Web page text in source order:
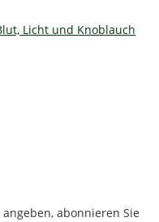
Licht und Knoblauch
abonnieren Sie